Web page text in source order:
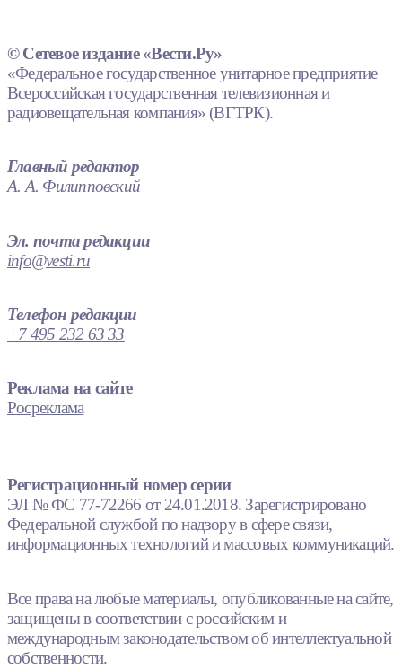
© Сетевое издание «Вести.Ру»
«Федеральное государственное унитарное предприятие
Всероссийская государственная телевизионная и
радиовещательная компания» (ВГТРК).
Главный редактор
А. А. Филипповский
Эл. почта редакции
info@vesti.ru
Телефон редакции
+7 495 232 63 33
Реклама на сайте
Росреклама
Регистрационный номер серии
ЭЛ № ФС 77-72266 от 24.01.2018. Зарегистрировано
Федеральной службой по надзору в сфере связи,
информационных технологий и массовых коммуникаций.
Все права на любые материалы, опубликованные на сайте,
защищены в соответствии с российским и
международным законодательством об интеллектуальной
собственности.